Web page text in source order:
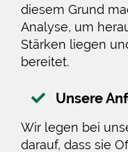
diesem Grund
Analyse, um
Stärken liegen
bereitet.
Unsere
Wir legen bei
darauf, dass sie